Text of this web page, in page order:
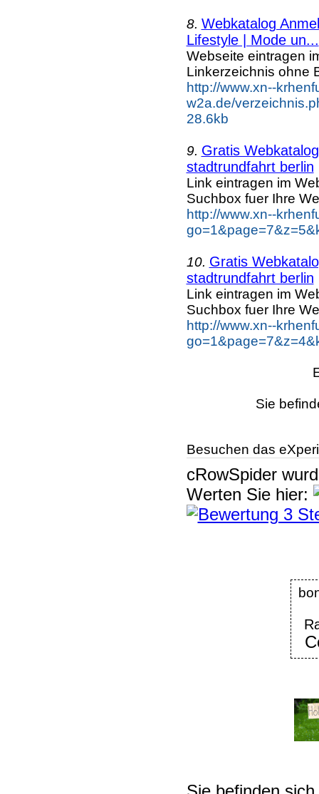
8. Webkatalog
Lifestyle | Mode un...
Webseite eintragen
Linkerzeichnis ohne
http://www.xn--
w2a.de/
28.6kb
9. Gratis
stadtrundfahrt berlin
Link eintragen im
Suchbox fuer Ihre
http://www.xn--
10. Gratis
stadtrundfahrt berlin
Link eintragen im
Suchbox fuer Ihre
http://www.xn--
Sie
Besuchen das
cRowSpider
Werten Sie hier: